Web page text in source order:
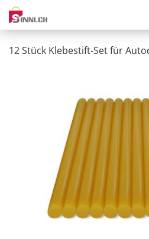
12 Stück Klebestift-Set für